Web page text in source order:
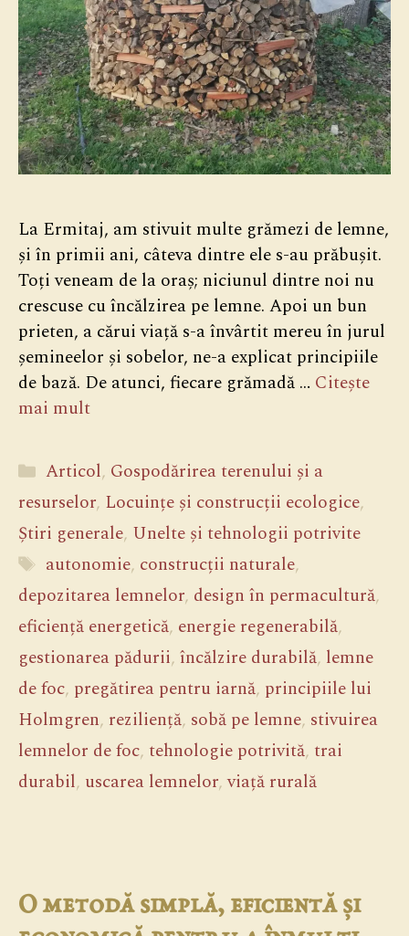
La Ermitaj, am stivuit multe grămezi de lemne,
și în primii ani, câteva dintre ele s-au prăbușit.
Toți veneam de la oraș; niciunul dintre noi nu
crescuse cu încălzirea pe lemne. Apoi un bun
prieten, a cărui viață s-a învârtit mereu în jurul
șemineelor și sobelor, ne-a explicat principiile
de bază. De atunci, fiecare grămadă … Citește
mai mult
Categorii
Articol, Gospodărirea terenului și a
resurselor, Locuințe și construcții ecologice,
Știri generale, Unelte și tehnologii potrivite
Etichete
autonomie, construcții naturale,
depozitarea lemnelor, design în permacultură,
eficiență energetică, energie regenerabilă,
gestionarea pădurii, încălzire durabilă, lemne
de foc, pregătirea pentru iarnă, principiile lui
Holmgren, reziliență, sobă pe lemne, stivuirea
lemnelor de foc, tehnologie potrivită, trai
durabil, uscarea lemnelor,viață rurală
O metodă simplă, eficientă și